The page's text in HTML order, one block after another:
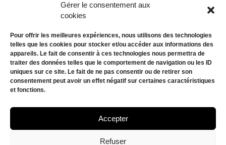
Gérer le consentement aux
cookies
Pour offrir les meilleures expériences, nous utilisons des technologies
telles que les cookies pour stocker et/ou accéder aux informations des
appareils. Le fait de consentir à ces technologies nous permettra de
traiter des données telles que le comportement de navigation ou les ID
uniques sur ce site. Le fait de ne pas consentir ou de retirer son
consentement peut avoir un effet négatif sur certaines caractéristiques
et fonctions.
Accepter
Refuser
BILLETTERIE
CONTACT